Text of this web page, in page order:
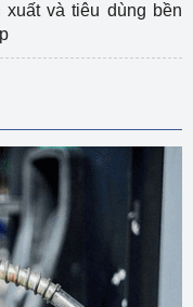
và tiêu dùng bền